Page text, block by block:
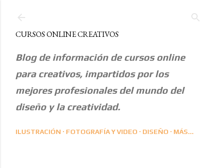
CURSOS ONLINE CREATIVOS
Blog de información de cursos online
para creativos, impartidos por los
mejores profesionales del mundo del
diseño y la creatividad.
ILUSTRACIÓN FOTOGRAFÍA Y VIDEO DISEÑO MÁS…